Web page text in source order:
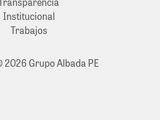
Institucional
Trabajos
2026 Grupo Albada PE